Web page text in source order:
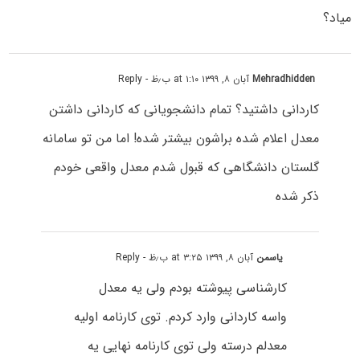
میاد؟
Mehradhiddenآبان ۸, ۱۳۹۹ at ۱:۱۰ ب٫ظ - Reply
کاردانی داشتید؟ تمام دانشجویانی که کاردانی داشتن
معدل اعلام شده براشون بیشتر شده! اما من تو سامانه
گلستان دانشگاهی که قبول شدم معدل واقعی خودم
ذکر شده
یاسمن آبان ۸, ۱۳۹۹ at ۳:۲۵ ب٫ظ - Reply
کارشناسی پیوشته بودم ولی یه معدل
واسه کاردانی وارد کردم. توی کارنامه اولیه
معدلم درسته ولی توی کارنامه نهایی یه